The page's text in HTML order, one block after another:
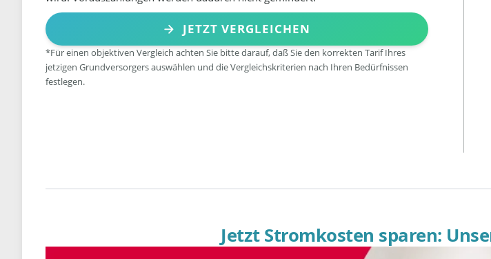
JETZT VERGLEICHEN
*Für einen objektiven Vergleich achten Sie bitte darauf, daß Sie den korrekten Tarif Ihres
jetzigen Grundversorgers auswählen und die Vergleichskriterien nach Ihren Bedürfnissen
festlegen.
Jetzt Stromkosten sparen: